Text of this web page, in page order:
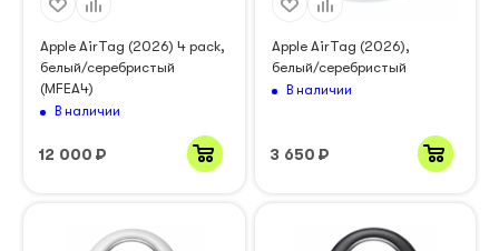
Apple AirTag (2026) 4 pack,
белый/серебристый
(MFEA4)
В наличии
12 000 ₽
Apple AirTag (2026),
белый/серебристый
В наличии
3 650 ₽